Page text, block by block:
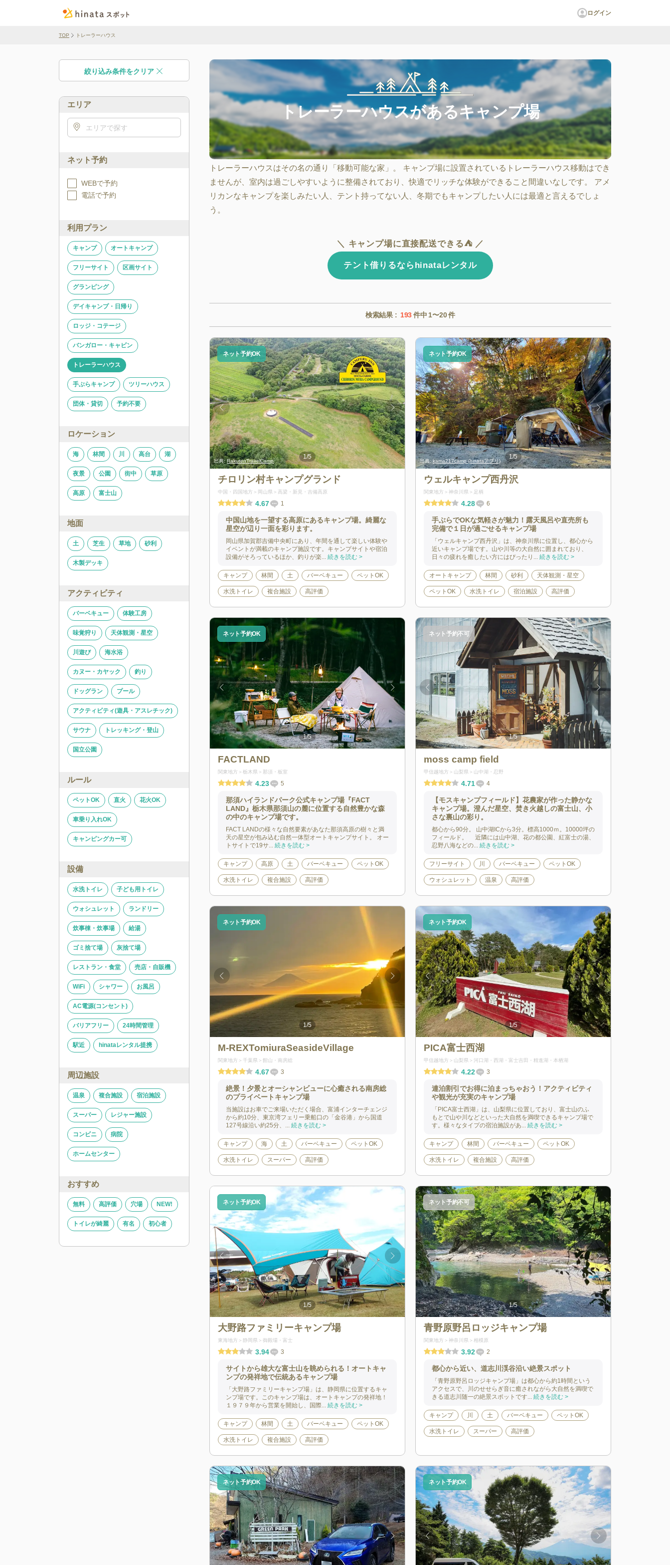
ログイン
TOP トレーラーハウス
絞り込み条件をクリア
エリア
エリアで探す
ネット予約
WEBで予約
電話で予約
利用プラン
キャンプ オートキャンプ
フリーサイト 区画サイト
グランピング
デイキャンプ・日帰り
ロッジ・コテージ
バンガロー・キャビン
トレーラーハウス
手ぶらキャンプ ツリーハウス
団体・貸切 予約不要
ロケーション
海 林間 川 高台 湖
夜景 公園 街中 草原
高原 富士山
地面
土 芝生 草地 砂利
木製デッキ
アクティビティ
バーベキュー 体験工房
味覚狩り 天体観測・星空
川遊び 海水浴
カヌー・カヤック 釣り
ドッグラン プール
アクティビティ(遊具・アスレチック)
サウナ トレッキング・登山
国立公園
ルール
ペットOK 直火 花火OK
車乗り入れOK
キャンピングカー可
設備
水洗トイレ 子ども用トイレ
ウォシュレット ランドリー
炊事棟・炊事場 給湯
ゴミ捨て場 灰捨て場
レストラン・食堂 売店・自販機
WiFi シャワー お風呂
AC電源(コンセント)
バリアフリー 24時間管理
駅近 hinataレンタル提携
周辺施設
温泉 複合施設 宿泊施設
スーパー レジャー施設
コンビニ 病院
ホームセンター
おすすめ
無料 高評価 穴場 NEW!
トイレが綺麗 有名 初心者
トレーラーハウスがあるキャンプ場
トレーラーハウスはその名の通り「移動可能な家」。 キャンプ場に設置されているトレーラーハウス移動はでき
ませんが、室内は過ごしやすいように整備されており、快適でリッチな体験ができること間違いなしです。 アメ
リカンなキャンプを楽しみたい人、テント持ってない人、冬期でもキャンプしたい人には最適と言えるでしょ
う。
＼ キャンプ場に直接配送できる⛺ ／
テント借りるならhinataレンタル
検索結果 : 193件中 1〜20件
RakutenTravelCamp 出典:RakutenTravelCamp 出典:RakutenTravelCamp 出典:
1/5
ネット予約OK
チロリン村キャンプグランド
中国・四国地方 岡山県 高梁・新見・吉備高原
4.67 1
中国山地を一望する高原にあるキャンプ場。綺麗な
星空が辺り一面を彩ります。
岡山県加賀郡吉備中央町にあり、年間を通して楽しい体験や
イベントが満載のキャンプ施設です。キャンプサイトや宿泊
設備がそろっているほか、釣りが楽... 続きを読む >
キャンプ 林間 土 バーベキュー ペットOK
水洗トイレ 複合施設 高評価
出典:kama217camp (hinataアプリ)
1/5
ネット予約OK
ウェルキャンプ西丹沢
関東地方 神奈川県 足柄
4.28 6
手ぶらでOKな気軽さが魅力！露天風呂や直売所も
完備で１日が過ごせるキャンプ場
「ウェルキャンプ西丹沢」は、神奈川県に位置し、都心から
近いキャンプ場です。山や川等の大自然に囲まれており、
日々の疲れを癒したい方にはぴったり... 続きを読む >
オートキャンプ 林間 砂利 天体観測・星空
ペットOK 水洗トイレ 宿泊施設 高評価
1/5
ネット予約OK
FACTLAND
関東地方 栃木県 那須・板室
4.23 5
那須ハイランドパーク公式キャンプ場『FACT
LAND』栃木県那須山の麓に位置する自然豊かな森
の中のキャンプ場です。
FACT LANDの様々な自然要素があなた那須高原の樹々と満
天の星空が包み込む自然一体型オートキャンプサイト。 オー
トサイトで19サ... 続きを読む >
キャンプ 高原 土 バーベキュー ペットOK
水洗トイレ 複合施設 高評価
1/5
ネット予約不可
moss camp field
甲信越地方 山梨県 山中湖・忍野
4.71 4
【モスキャンプフィールド】花農家が作った静かな
キャンプ場。澄んだ星空、焚き火越しの富士山、小
さな裏山の彩り。
都心から90分。 山中湖ICから3分。標高1000ｍ。10000坪の
フィールド。 近隣には山中湖、花の都公園、紅富士の湯、
忍野八海などの... 続きを読む >
フリーサイト 川 バーベキュー ペットOK
ウォシュレット 温泉 高評価
1/5
ネット予約OK
M-REXTomiuraSeasideVillage
関東地方 千葉県 館山・南房総
4.67 3
絶景！夕景とオーシャンビューに心癒される南房総
のプライベートキャンプ場
当施設はお車でご来場いただく場合、富浦インターチェンジ
から約10分、東京湾フェリー乗船口の「金谷港」から国道
127号線沿い約25分、... 続きを読む >
キャンプ 海 土 バーベキュー ペットOK
水洗トイレ スーパー 高評価
1/5
ネット予約OK
PICA富士西湖
甲信越地方 山梨県 河口湖・西湖・富士吉田・精進湖・本栖湖
4.22 3
連泊割引でお得に泊まっちゃおう！アクティビティ
や観光が充実のキャンプ場
「PICA富士西湖」は、山梨県に位置しており、富士山のふ
もとで山や川などといった大自然を満喫できるキャンプ場で
す。様々なタイプの宿泊施設があ... 続きを読む >
キャンプ 林間 バーベキュー ペットOK
水洗トイレ 複合施設 高評価
1/5
ネット予約OK
大野路ファミリーキャンプ場
東海地方 静岡県 御殿場・富士
3.94 3
サイトから雄大な富士山を眺められる！オートキャ
ンプの発祥地で伝統あるキャンプ場
「大野路ファミリーキャンプ場」は、静岡県に位置するキャ
ンプ場です。このキャンプ場は、オートキャンプの発祥地！
１９７９年から営業を開始し、国際... 続きを読む >
キャンプ 林間 土 バーベキュー ペットOK
水洗トイレ 複合施設 高評価
1/5
ネット予約不可
青野原野呂ロッジキャンプ場
関東地方 神奈川県 相模原
3.92 2
都心から近い、道志川渓谷沿い絶景スポット
「青野原野呂ロッジキャンプ場」は都心から約1時間という
アクセスで、川のせせらぎ音に癒されながら大自然を満喫で
きる道志川随一の絶景スポットです... 続きを読む >
キャンプ 川 土 バーベキュー ペットOK
水洗トイレ スーパー 高評価
ネット予約OK ネット予約OK